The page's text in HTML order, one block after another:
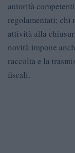
autorità
regolamentati; chi
attività alla
novità impone
raccolta e la
fiscali.